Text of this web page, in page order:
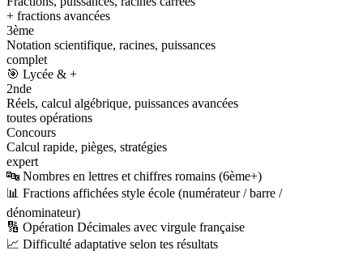
+ fractions avancées
3ème
Notation scientifique, racines, puissances
complet
🎯 Lycée & +
2nde
Réels, calcul algébrique, puissances avancées
toutes opérations
Concours
Calcul rapide, pièges, stratégies
expert
🔤 Nombres en lettres et chiffres romains (6ème+)
📊 Fractions affichées style école (numérateur / barre /
dénominateur)
🔢 Opération Décimales avec virgule française
📈 Difficulté adaptative selon tes résultats